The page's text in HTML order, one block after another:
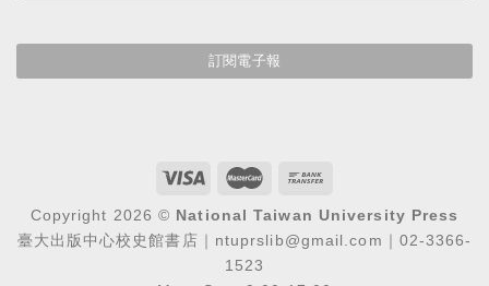
Copyright 2026 © National Taiwan University Press
臺大出版中心校史館書店｜ntuprslib@gmail.com｜02-3366-
1523